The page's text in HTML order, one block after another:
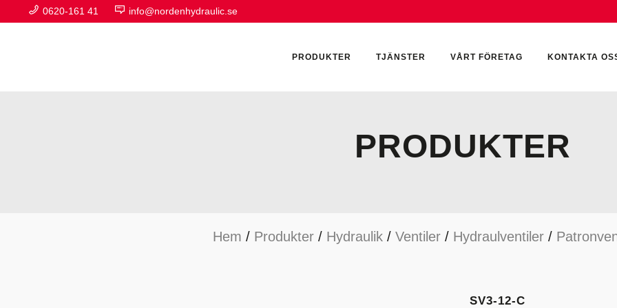
0620-161 41 info@nordenhydraulic.se
PRODUKTER
HYDRAULIKTILLBEHÖR HYDRAULMOTORER
TJÄNSTER VÅRT FÖRETAG KONTAKTA
PRODUKTER
Hem / Produkter/ Hydraulik/ Ventiler/ Hydraulventiler/
SV3-12-C